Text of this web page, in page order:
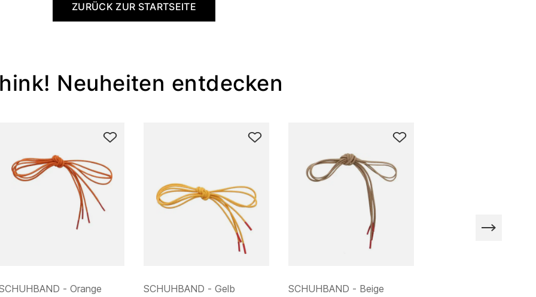
ZURÜCK ZUR STARTSEITE
Neuheiten entdecken
- Orange SCHUHBAND - Gelb SCHUHBAND - Beige